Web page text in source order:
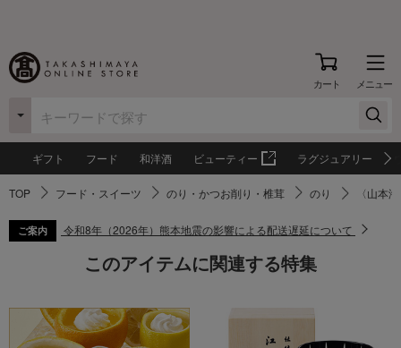
カート メニュー
ギフト フード 和洋酒 ビューティー ラグジュアリー
TOP フード・スイーツ のり・かつお削り・椎茸 のり 〈山本
ご案内 令和8年（2026年）熊本地震の影響による配送遅延について
このアイテムに関連する特集